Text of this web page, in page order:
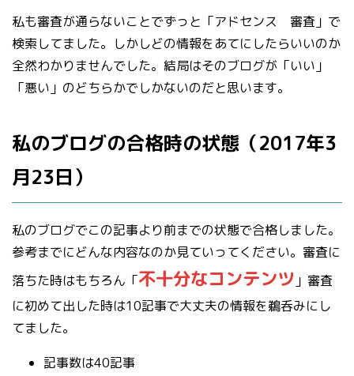
私も審査が通らないことでずっと「アドセンス 審査」で
検索してました。しかしどの情報をあてにしたらいいのか
全然わかりませんでした。結局はそのブログが「いい」
「悪い」のどちらかでしかないのだと思います。
私のブログの合格時の状態（2017年3
月23日）
私のブログでこの記事より前までの状態で合格しました。
参考までにどんな内容なのか見ていってください。審査に
落ちた時はもちろん「不十分なコンテンツ 」審査
に初めて出した時は10記事で大丈夫の情報を鵜呑みにし
てました。
記事数は40記事